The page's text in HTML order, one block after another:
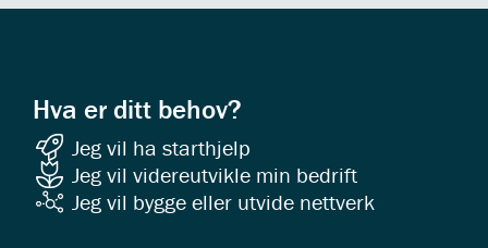
Hva er ditt behov?
Jeg vil ha starthjelp
Jeg vil videreutvikle min bedrift
Jeg vil bygge eller utvide nettverk